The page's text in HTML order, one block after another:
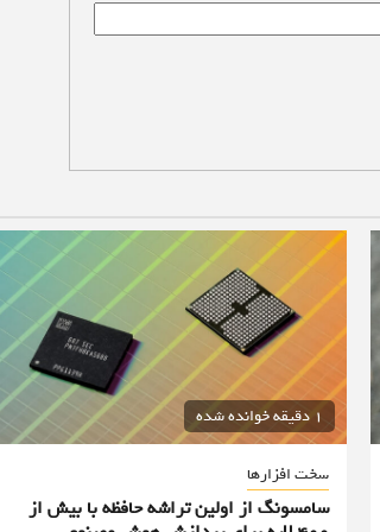
1 دقیقه خوانده شده
سخت افزارها
سامسونگ از اولین تراشه حافظه با بیش از